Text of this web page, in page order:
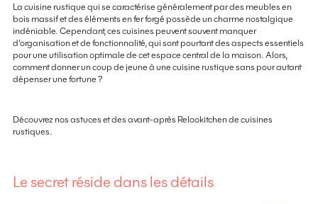
La cuisine rustique qui se caractérise généralement par des meubles en
bois massif et des éléments en fer forgé possède un charme nostalgique
indéniable. Cependant, ces cuisines peuvent souvent manquer
d'organisation et de fonctionnalité, qui sont pourtant des aspects essentiels
pour une utilisation optimale de cet espace central de la maison. Alors,
comment donner un coup de jeune à une cuisine rustique sans pour autant
dépenser une fortune ?
Découvrez nos astuces et des avant-après Relookitchen de cuisines
rustiques.
Le secret réside dans les détails